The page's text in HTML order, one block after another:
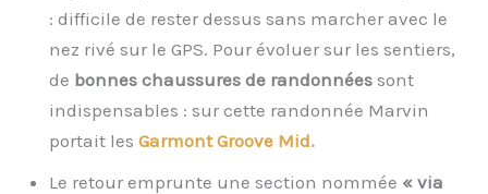
: difficile de rester dessus sans marcher avec le
nez rivé sur le GPS. Pour évoluer sur les sentiers,
de bonnes chaussures de randonnées sont
indispensables : sur cette randonnée Marvin
portait les Garmont Groove Mid.
Le retour emprunte une section nommée « via